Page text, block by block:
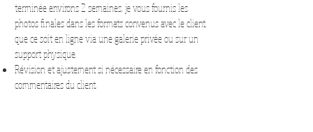
terminée environs 2 semaines, je vous fournis les
photos finales dans les formats convenus avec le client,
que ce soit en ligne via une galerie privée ou sur un
support physique.
Révision et ajustement si nécessaire en fonction des
commentaires du client.